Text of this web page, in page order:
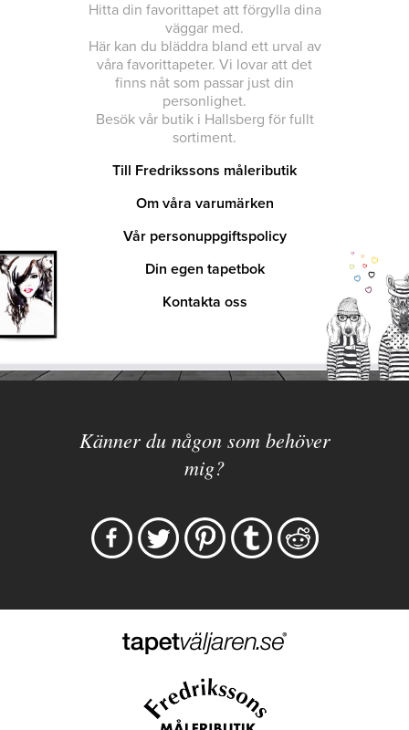
Hitta din favorittapet att förgylla dina
väggar med.
Här kan du bläddra bland ett urval av
våra favorittapeter. Vi lovar att det
finns nåt som passar just din
personlighet.
Besök vår butik i Hallsberg för fullt
sortiment.
Till Fredrikssons måleributik
Om våra varumärken
Vår personuppgiftspolicy
Din egen tapetbok
Kontakta oss
Känner du någon som behöver
mig?